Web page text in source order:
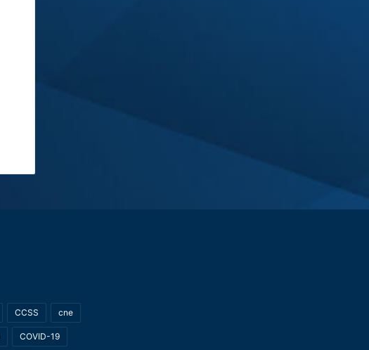
CCSS cne
COVID-19